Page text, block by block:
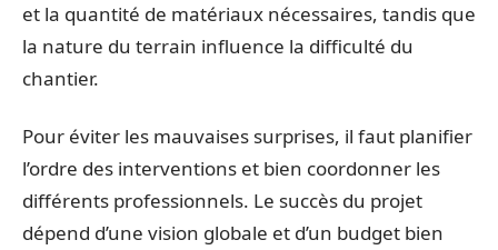
et la quantité de matériaux nécessaires, tandis que
la nature du terrain influence la difficulté du
chantier.
Pour éviter les mauvaises surprises, il faut planifier
l’ordre des interventions et bien coordonner les
différents professionnels. Le succès du projet
dépend d’une vision globale et d’un budget bien